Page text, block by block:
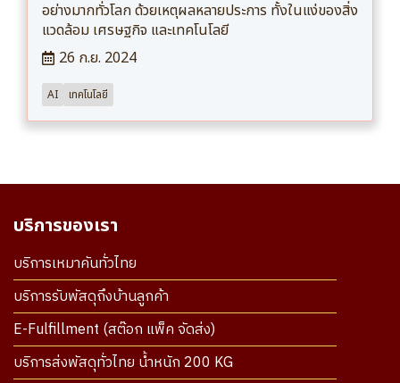
อย่างมากทั่วโลก ด้วยเหตุผลหลายประการ ทั้งในแง่ของสิ่ง
แวดล้อม เศรษฐกิจ และเทคโนโลยี
26 ก.ย. 2024
AI เทคโนโลยี
บริการของเรา
บริการเหมาคันทั่วไทย
บริการรับพัสดุถึงบ้านลูกค้า
E-Fulfillment (สต๊อก แพ็ค จัดส่ง)
บริการส่งพัสดุทั่วไทย น้ำหนัก 200 KG